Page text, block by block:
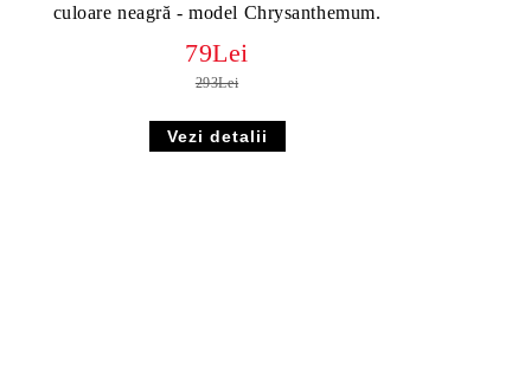
culoare neagră - model Chrysanthemum.
79Lei
293Lei
Vezi detalii